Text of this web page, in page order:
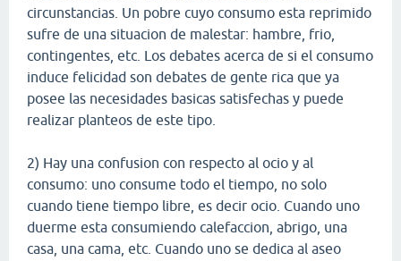
circunstancias. Un pobre cuyo consumo esta reprimido
sufre de una situacion de malestar: hambre, frio,
contingentes, etc. Los debates acerca de si el consumo
induce felicidad son debates de gente rica que ya
posee las necesidades basicas satisfechas y puede
realizar planteos de este tipo.
2) Hay una confusion con respecto al ocio y al
consumo: uno consume todo el tiempo, no solo
cuando tiene tiempo libre, es decir ocio. Cuando uno
duerme esta consumiendo calefaccion, abrigo, una
casa, una cama, etc. Cuando uno se dedica al aseo